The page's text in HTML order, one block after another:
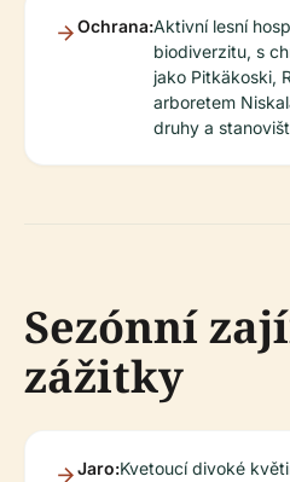
Ochrana:Aktivní lesní
biodiverzitu, s
jako Pitkäkoski,
arboretem
druhy a
Sezónní
zážitky
Jaro:Kvetoucí divoké